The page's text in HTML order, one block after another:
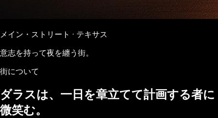
メイン・ストリート · テキサス
意志を持って夜を纏う街。
街について
ダラスは、一日を章立てて計画する者に
微笑む。